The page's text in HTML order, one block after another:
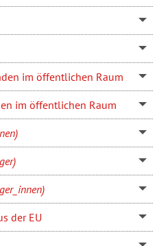
im öffentlichen Raum
im öffentlichen Raum
der EU